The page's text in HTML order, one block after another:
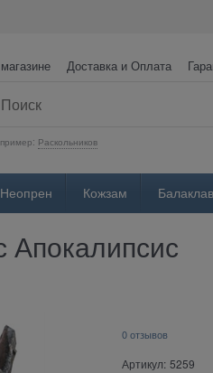
Доставка и Оплата
Раскольников
Неопрен Кожзам
0 отзывов
Артикул: 5259